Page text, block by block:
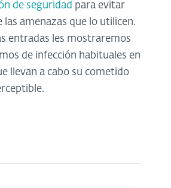
de seguridad para evitar
las amenazas que lo utilicen.
entradas les mostraremos
de infección habituales en
llevan a cabo su cometido